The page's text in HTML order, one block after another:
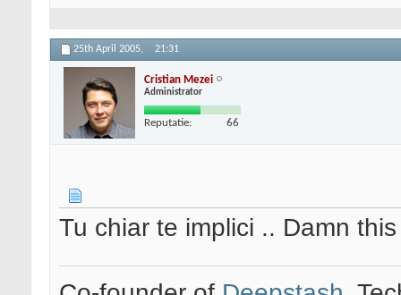
25th April 2005, 21:31
Cristian Mezei
Administrator
Reputatie: 66
Tu chiar te implici .. Damn